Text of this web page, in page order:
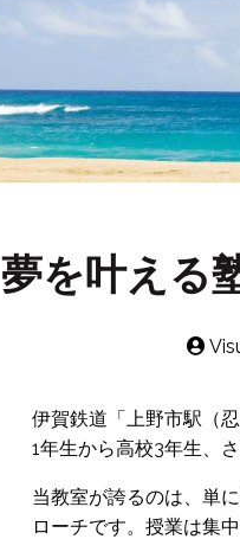
夢を叶える
伊賀鉄道「上野市駅（
1年生から高校3年生、
当教室が誇るのは、単
ローチです。授業は集